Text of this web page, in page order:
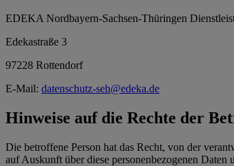
EDEKA Nordbayern-Sachsen-Thüringen
Edekastraße 3
97228 Rottendorf
E-Mail: datenschutz-seh@edeka.de
Hinweise auf die Rechte der
Die betroffene Person hat das Recht, von der
auf Auskunft über diese personenbezogenen